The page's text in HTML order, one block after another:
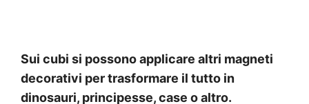
Sui cubi si possono applicare altri magneti
decorativi per trasformare il tutto in
dinosauri, principesse, case o altro.